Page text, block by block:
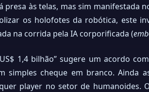
presa às telas, mas sim manifestada
os holofotes da robótica, este
na corrida pela IA corporificada (
1,4 bilhão” sugere um acordo
simples cheque em branco. Ainda
player no setor de humanoides.